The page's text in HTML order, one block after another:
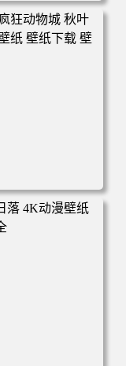
》4k壁纸 3840x2
物城 秋叶 秋天森
壁纸大全